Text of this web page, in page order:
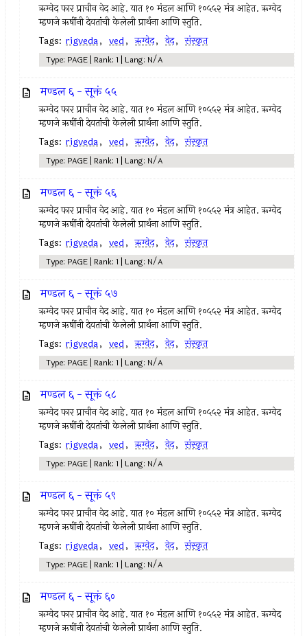
ऋग्वेद फार प्राचीन वेद आहे. यात १० मंडल आणि १०५५२ मंत्र आहेत. ऋग्वेद
म्हणजे ऋषींनी देवतांची केलेली प्रार्थना आणि स्तुति.
Tags: rigveda, ved, ऋग्वेद, वेद, संस्कृत
Type: PAGE | Rank: 1 | Lang: N/A
मण्डल ६ - सूक्तं ५५
ऋग्वेद फार प्राचीन वेद आहे. यात १० मंडल आणि १०५५२ मंत्र आहेत. ऋग्वेद
म्हणजे ऋषींनी देवतांची केलेली प्रार्थना आणि स्तुति.
Tags: rigveda, ved, ऋग्वेद, वेद, संस्कृत
Type: PAGE | Rank: 1 | Lang: N/A
मण्डल ६ - सूक्तं ५६
ऋग्वेद फार प्राचीन वेद आहे. यात १० मंडल आणि १०५५२ मंत्र आहेत. ऋग्वेद
म्हणजे ऋषींनी देवतांची केलेली प्रार्थना आणि स्तुति.
Tags: rigveda, ved, ऋग्वेद, वेद, संस्कृत
Type: PAGE | Rank: 1 | Lang: N/A
मण्डल ६ - सूक्तं ५७
ऋग्वेद फार प्राचीन वेद आहे. यात १० मंडल आणि १०५५२ मंत्र आहेत. ऋग्वेद
म्हणजे ऋषींनी देवतांची केलेली प्रार्थना आणि स्तुति.
Tags: rigveda, ved, ऋग्वेद, वेद, संस्कृत
Type: PAGE | Rank: 1 | Lang: N/A
मण्डल ६ - सूक्तं ५८
ऋग्वेद फार प्राचीन वेद आहे. यात १० मंडल आणि १०५५२ मंत्र आहेत. ऋग्वेद
म्हणजे ऋषींनी देवतांची केलेली प्रार्थना आणि स्तुति.
Tags: rigveda, ved, ऋग्वेद, वेद, संस्कृत
Type: PAGE | Rank: 1 | Lang: N/A
मण्डल ६ - सूक्तं ५९
ऋग्वेद फार प्राचीन वेद आहे. यात १० मंडल आणि १०५५२ मंत्र आहेत. ऋग्वेद
म्हणजे ऋषींनी देवतांची केलेली प्रार्थना आणि स्तुति.
Tags: rigveda, ved, ऋग्वेद, वेद, संस्कृत
Type: PAGE | Rank: 1 | Lang: N/A
मण्डल ६ - सूक्तं ६०
ऋग्वेद फार प्राचीन वेद आहे. यात १० मंडल आणि १०५५२ मंत्र आहेत. ऋग्वेद
म्हणजे ऋषींनी देवतांची केलेली प्रार्थना आणि स्तुति.